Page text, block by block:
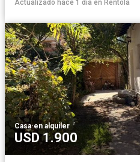
Actualizado hace 1 día en Rentola
Casa·en alquiler
USD 1.900